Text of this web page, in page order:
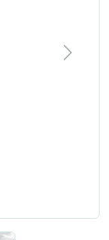
Next